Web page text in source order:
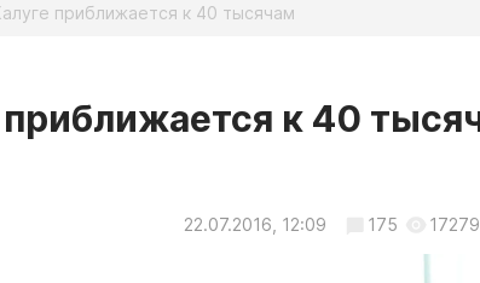
приближается к 40 тысячам
приближается к 40
22.07.2016, 12:09 175 17279